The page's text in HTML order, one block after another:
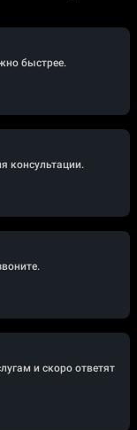
быстрее.
консультации.
и скоро ответят